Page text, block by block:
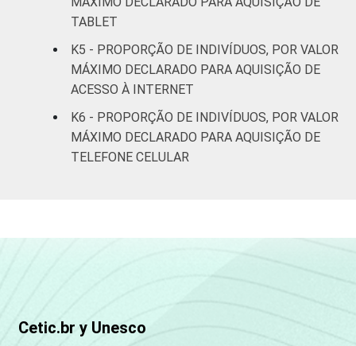
SM até 5 SM
SM até 10
SM
Mais de 10
Social
TABLET
K5 - PROPORÇÃO DE INDIVÍDUOS, POR VALOR
MÁXIMO DECLARADO PARA AQUISIÇÃO DE
ACESSO À INTERNET
K6 - PROPORÇÃO DE INDIVÍDUOS, POR VALOR
MÁXIMO DECLARADO PARA AQUISIÇÃO DE
TELEFONE CELULAR
Cetic.br y Unesco